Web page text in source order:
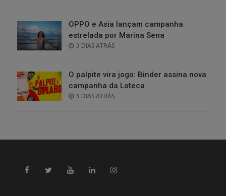
OPPO e Asia lançam campanha
estrelada por Marina Sena
POSTED
3 DIAS ATRÁS
O palpite vira jogo: Binder assina nova
campanha da Loteca
POSTED
3 DIAS ATRÁS